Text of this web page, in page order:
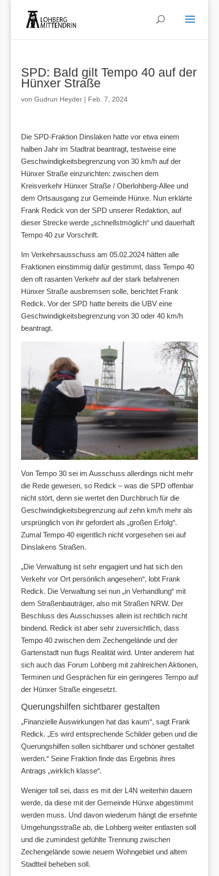
SPD: Bald gilt Tempo 40 auf der
Hünxer Straße
von Gudrun Heyder| Feb. 7, 2024
Die SPD-Fraktion Dinslaken hatte vor etwa einem
halben Jahr im Stadtrat beantragt, testweise eine
Geschwindigkeitsbegrenzung von 30 km/h auf der
Hünxer Straße einzurichten: zwischen dem
Kreisverkehr Hünxer Straße / Oberlohberg-Allee und
dem Ortsausgang zur Gemeinde Hünxe. Nun erklärte
Frank Redick von der SPD unserer Redaktion, auf
dieser Strecke werde „schnellstmöglich“ und dauerhaft
Tempo 40 zur Vorschrift.
Im Verkehrsausschuss am 05.02.2024 hätten alle
Fraktionen einstimmig dafür gestimmt, dass Tempo 40
den oft rasanten Verkehr auf der stark befahrenen
Hünxer Straße ausbremsen solle, berichtet Frank
Redick. Vor der SPD hatte bereits die UBV eine
Geschwindigkeitsbegrenzung von 30 oder 40 km/h
beantragt.
Von Tempo 30 sei im Ausschuss allerdings nicht mehr
die Rede gewesen, so Redick – was die SPD offenbar
nicht stört, denn sie wertet den Durchbruch für die
Geschwindigkeitsbegrenzung auf zehn km/h mehr als
ursprünglich von ihr gefordert als „großen Erfolg“.
Zumal Tempo 40 eigentlich nicht vorgesehen sei auf
Dinslakens Straßen.
„Die Verwaltung ist sehr engagiert und hat sich den
Verkehr vor Ort persönlich angesehen“, lobt Frank
Redick. Die Verwaltung sei nun „in Verhandlung“ mit
dem Straßenbauträger, also mit Straßen NRW. Der
Beschluss des Ausschusses allein ist rechtlich nicht
bindend. Redick ist aber sehr zuversichtlich, dass
Tempo 40 zwischen dem Zechengelände und der
Gartenstadt nun flugs Realität wird. Unter anderem hat
sich auch das Forum Lohberg mit zahlreichen Aktionen,
Terminen und Gesprächen für ein geringeres Tempo auf
der Hünxer Straße eingesetzt.
Querungshilfen sichtbarer gestalten
„Finanzielle Auswirkungen hat das kaum“, sagt Frank
Redick. „Es wird entsprechende Schilder geben und die
Querungshilfen sollen sichtbarer und schöner gestaltet
werden.“ Seine Fraktion finde das Ergebnis ihres
Antrags „wirklich klasse“.
Weniger toll sei, dass es mit der L4N weiterhin dauern
werde, da diese mit der Gemeinde Hünxe abgestimmt
werden muss. Und davon wiederum hängt die ersehnte
Umgehungsstraße ab, die Lohberg weiter entlasten soll
und die zumindest gefühlte Trennung zwischen
Zechengelände sowie neuem Wohngebiet und altem
Stadtteil beheben soll.